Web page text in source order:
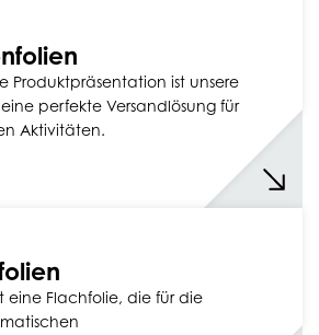
Produktpräsentation ist unsere
perfekte Versandlösung für
Aktivitäten.
eine Flachfolie, die für die